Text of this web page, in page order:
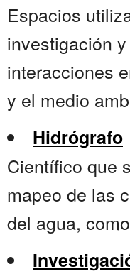
Espacios
investigación
interacciones
y el medio
Hidrógrafo
Científico que
mapeo de las
del agua,